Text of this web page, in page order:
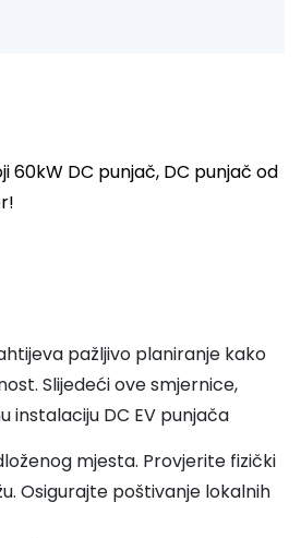
60kW DC punjač, DC punjač od
pažljivo planiranje kako
Slijedeći ove smjernice,
instalaciju DC EV punjača
mjesta. Provjerite fizički
Osigurajte poštivanje lokalnih